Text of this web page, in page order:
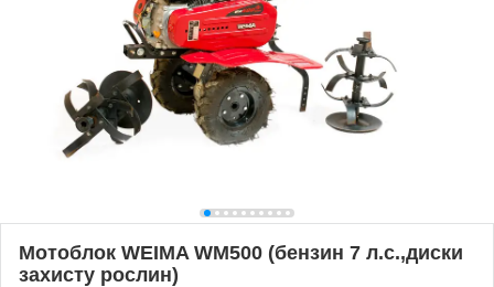
Мотоблок WEIMA WM500 (бензин 7 л.с.,диски
захисту рослин)